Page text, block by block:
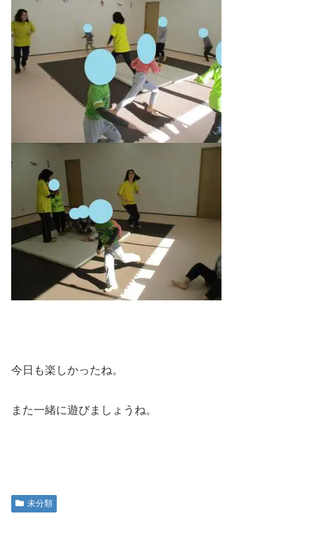
今日も楽しかったね。
また一緒に遊びましょうね。
未分類